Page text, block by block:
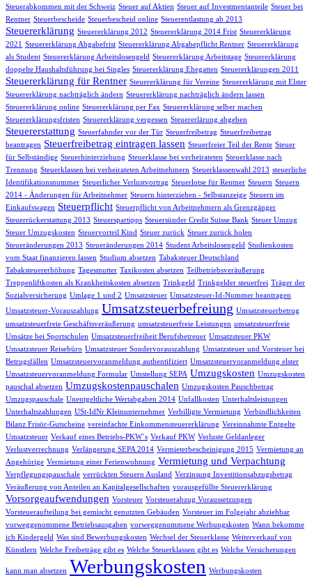
Steuerabkommen mit der Schweiz Steuer auf Aktien Steuer auf Investmentanteile Steuer bei
Rentner Steuerbescheide Steuerbescheid online Steuerentlastung ab 2013
Steuererklärung Steuererklärung 2012 Steuererklärung 2014 Frist Steuererklärung
2021
Steuererklärung Abgabefrist Steuererklärung Abgabepflicht Rentner Steuererklärung
als Student Steuererklärung Arbeitslosengeld Steuererklärung Arbeitstage Steuererklärung
doppelte Haushaltsführung bei Singles Steuererklärung Ehegatten Steuererklärungen 2011
Steuererklärung für Rentner Steuererklärung für Vereine Steuererklärung mit Elster
Steuererklärung nachträglich ändern Steuererklärung nachträglich ändern lassen
Steuererklärung online Steuererklärung per Fax Steuererklärung selber machen
Steuererklärungsfristen Steuererklärung vergessen Steuererlärung abgeben
Steuererstattung Steuerfahnder vor der Tür Steuerfreibetrag Steuerfreibetrag
beantragen Steuerfreibetrag eintragen lassen Steuerfreier Teil der Rente Steuer
für Selbständige Steuerhinterziehung Steuerklasse bei verheirateten Steuerklasse nach
Trennung Steuerklassen bei verheirateten Arbeitnehmern Steuerklassenwahl 2013 steuerliche
Identifikationsnummer Steuerlicher Verlustvortrag Steuerlotse für Rentner Steuern Steuern
2014 - Änderungen für Arbeitnehmer Steuern hinterziehen - Selbstanzeige Steuern im
Einkaufswagen Steuerpflicht Steuerpflicht von Arbeitnehmern als Grenzgänger
Steuerrückerstattung 2013 Steuerspartipps Steuersünder Credit Suisse Bank Steuer Umzug
Steuer Umzugskosten Steuervorteil Kind Steuer zurück Steuer zurück holen
Steueränderungen 2013 Steueränderungen 2014 Student Arbeitslosengeld Studienkosten
vom Staat finanzieren lassen Studium absetzen Tabaksteuer Deutschland
Tabaksteuererhöhung Tagesmutter Taxikosten absetzen Teilbetriebsveräußerung
Treppenliftkosten als Krankheitskosten absetzen Trinkgeld Trinkgelder steuerfrei Träger der
Sozialversicherung Umlage 1 und 2 Umsatzsteuer Umsatzsteuer-Id-Nummer beantragen
Umsatzsteuer-Vorauszahlung Umsatzsteuerbefreiung Umsatzsteuerbetrug
umsatzsteuerfreie Geschäftsveräußerung umsatzsteuerfreie Leistungen umsatzsteuerfreie
Umsätze bei Sportschulen Umsatzsteuerfreiheit Berufsbetreuer Umsatzsteuer PKW
Umsatzsteuer Reisebüro Umsatzsteuer Sondervorauszahlung Umsatzsteuer und Vorsteuer bei
Betrugsfällen Umsatzsteuervoranmeldung authentifiziert Umsatzsteuervoranmeldung elster
Umsatzsteuervoranmeldung Formular Umstellung SEPA Umzugskosten Umzugskosten
pauschal absetzen Umzugskostenpauschalen Umzugskosten Pauschbetrag
Umzugspauschale Unentgeltliche Wertabgaben 2014 Unfallkosten Unterhaltsleistungen
Unterhaltszahlungen USt-IdNr Kleinunternehmer Verbilligte Vermietung Verbindlichkeiten
Bilanz Frisör-Gutscheine vereinfachte Einkommensteuererklärung Vereinnahmte Entgelte
Umsatzsteuer Verkauf eines Betriebs-PKW´s Verkauf PKW Verluste Geldanleger
Verlustverrechnung Verlängerung SEPA 2014 Vermieterbescheinigung 2015 Vermietung an
Angehörige Vermietung einer Ferienwohnung Vermietung und Verpachtung
Verpflegungspauschale verrückten Steuern Ausland Verzinsung Investitionsabzugsbetrag
Veräußerung von Anteilen an Kapitalgesellschaften vorausgefüllte Steuererklärung
Vorsorgeaufwendungen Vorsteuer Vorsteuerabzug Voraussetzungen
Vorsteueraufteilung bei gemischt genutzten Gebäuden Vorsteuer im Folgejahr abziehbar
vorweggenommene Betriebsausgaben vorweggenommene Werbungskosten Wann bekomme
ich Kindergeld Was sind Bewerbungskosten Wechsel der Steuerklasse Weiterverkauf von
Künstlern Welche Freibeträge gibt es Welche Steuerklassen gibt es Welche Versicherungen
kann man absetzen Werbungskosten Werbungskosten